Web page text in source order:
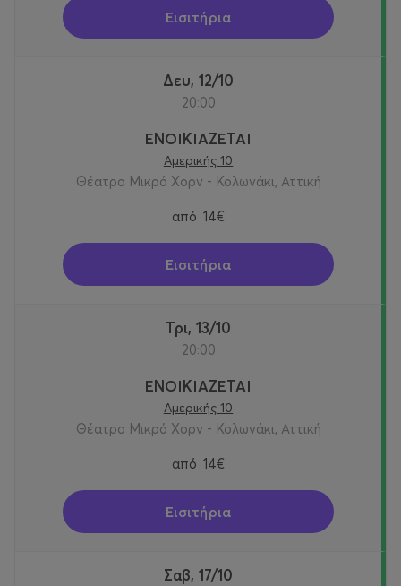
Εισιτήρια
Δευ, 12/10
20:00
ΕΝΟΙΚΙΑΖΕΤΑΙ
Αμερικής 10
Θέατρο Μικρό Χορν - Κολωνάκι, Αττική
από 14€
Εισιτήρια
Τρι, 13/10
20:00
ΕΝΟΙΚΙΑΖΕΤΑΙ
Αμερικής 10
Θέατρο Μικρό Χορν - Κολωνάκι, Αττική
από 14€
Εισιτήρια
Σαβ, 17/10